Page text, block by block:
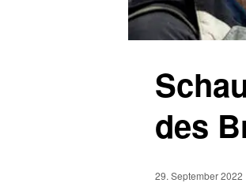
des
29. September 2022